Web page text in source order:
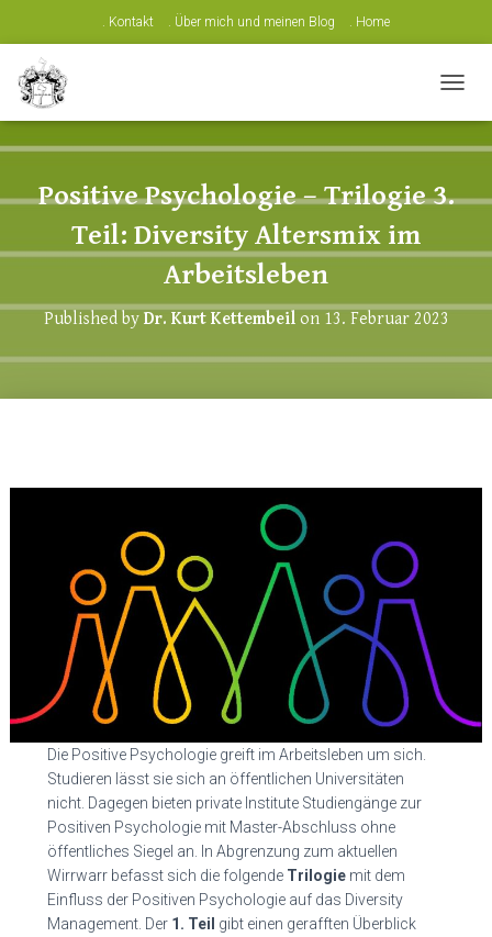
. Kontakt . Über mich und meinen Blog . Home
A
A
U
Positive Psychologie – Trilogie 3.
Teil: Diversity Altersmix im
Arbeitsleben
Published by Dr. Kurt Kettembeilon 13. Februar 2023
Die Positive Psychologie greift im Arbeitsleben um sich.
Studieren lässt sie sich an öffentlichen Universitäten
nicht. Dagegen bieten private Institute Studiengänge zur
Positiven Psychologie mit Master-Abschluss ohne
öffentliches Siegel an. In Abgrenzung zum aktuellen
Wirrwarr befasst sich die folgende Trilogie mit dem
Einfluss der Positiven Psychologie auf das Diversity
Management. Der 1. Teil gibt einen gerafften Überblick